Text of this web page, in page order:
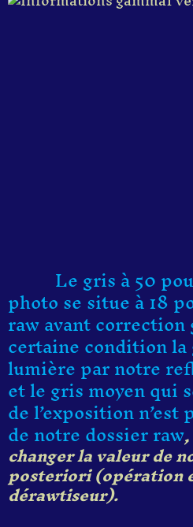
Le gris à 50
photo se situe à 18
raw avant correction
certaine condition
lumière par notre
et le gris moyen qui
de l’exposition
de notre dossier raw
changer la valeur de
posteriori (opération
dérawtiseur).